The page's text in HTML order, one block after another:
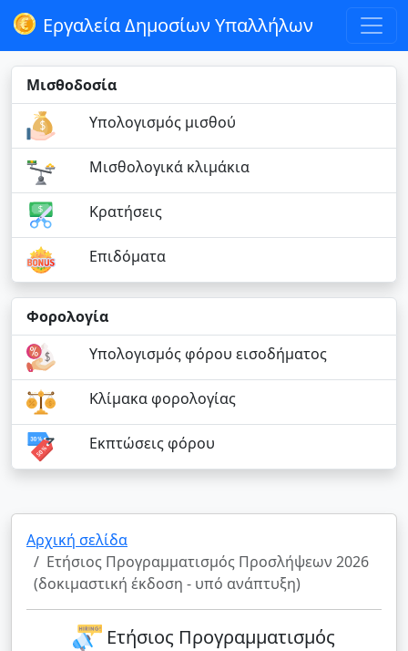
Εργαλεία Δημοσίων Υπαλλήλων
Μισθοδοσία
Υπολογισμός μισθού
Μισθολογικά κλιμάκια
Κρατήσεις
Επιδόματα
Φορολογία
Υπολογισμός φόρου εισοδήματος
Κλίμακα φορολογίας
Εκπτώσεις φόρου
Αρχική σελίδα
Ετήσιος Προγραμματισμός Προσλήψεων 2026
(δοκιμαστική έκδοση - υπό ανάπτυξη)
Ετήσιος Προγραμματισμός